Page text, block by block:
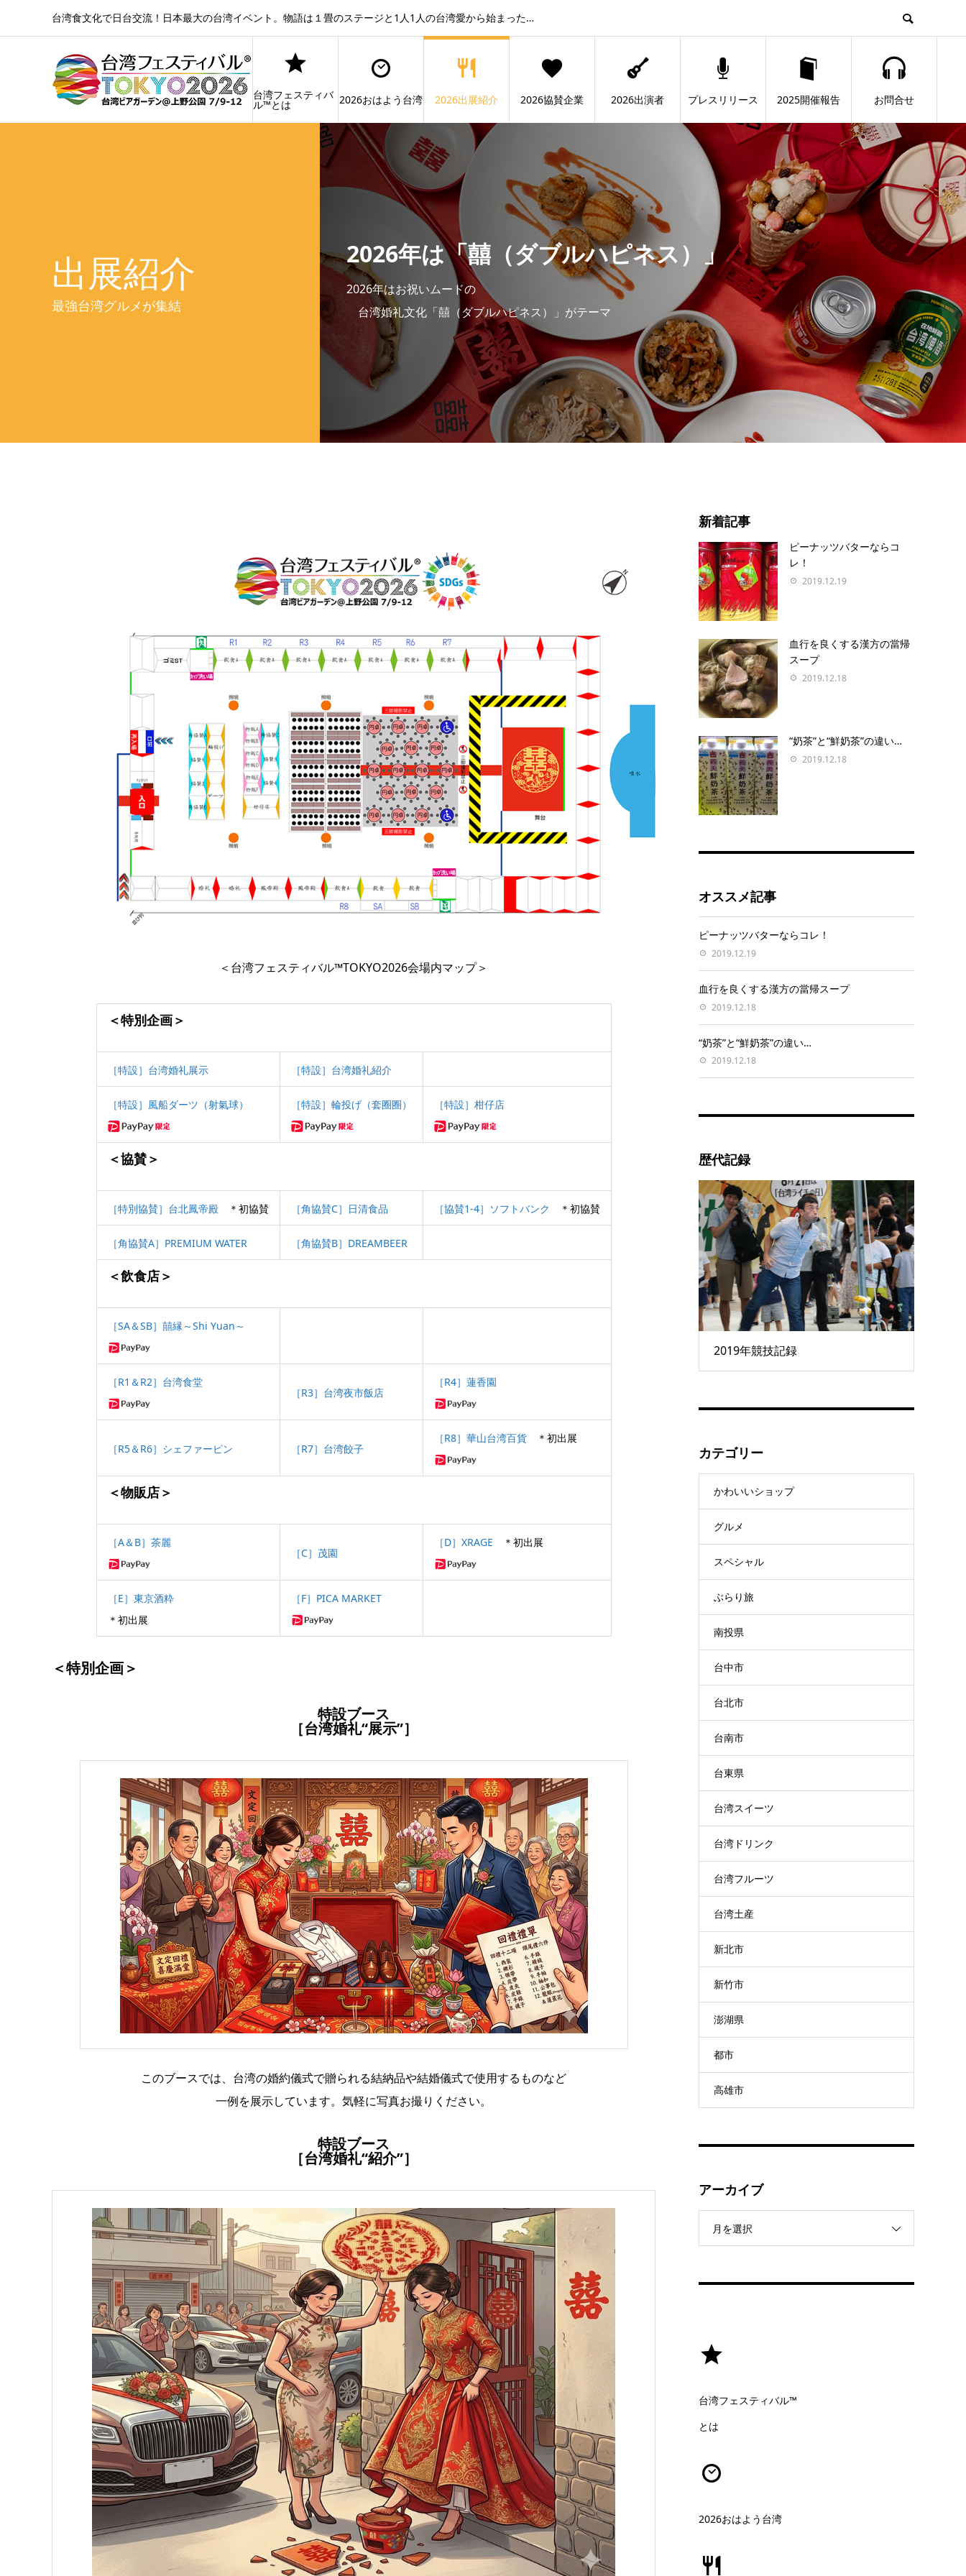
台湾食文化で日台交流！日本最大の台湾イベント。物語は１畳のステージと1人1人の台湾愛から始まった…
台湾フェスティバ
ル™とは 2026おはよう台湾 2026出展紹介 2026協賛企業 2026出演者 プレスリリース 2025開催報告 お問合せ
出展紹介
最強台湾グルメが集結
2026年は「囍（ダブルハピネス）」
2026年はお祝いムードの
台湾婚礼文化「囍（ダブルハピネス）」がテーマ
＜台湾フェスティバル™TOKYO2026会場内マップ＞
＜特別企画＞
［特設］台湾婚礼展示 ［特設］台湾婚礼紹介
［特設］ 風船ダーツ（射氣球） ［特設］ 輪投げ（套圈圈） ［特設］柑仔店
＜協賛＞
［特別協賛］台北鳳帝殿＊初協賛 ［角協賛C］日清食品 ［協賛1-4］ソフトバンク ＊初協賛
［角協賛A］PREMIUM WATER ［角協賛B］DREAMBEER
＜飲食店＞
［SA＆SB］囍縁～Shi Yuan～
［R1＆R2］台湾食堂
［R3］台湾夜市飯店
［R4］蓮香園
［R5＆R6］シェファーピン ［R7］台湾餃子
［R8］華山台湾百貨＊初出展
＜物販店＞
［A＆B］茶麗
［C］茂園
［D］XRAGE ＊初出展
［E］ 東京酒粋
＊初出展
［F］PICA MARKET
＜特別企画＞
特設ブース
［台湾婚礼“展示”］
このブースでは、台湾の婚約儀式で贈られる結納品や結婚儀式で使用するものなど
一例を展示しています。気軽に写真お撮りください。
特設ブース
［台湾婚礼“紹介”］
新着記事
ピーナッツバターならコ
レ！
2019.12.19
血行を良くする漢方の當帰
スープ
2019.12.18
“奶茶”と“鮮奶茶”の違い…
2019.12.18
オススメ記事
ピーナッツバターならコレ！
2019.12.19
血行を良くする漢方の當帰スープ
2019.12.18
“奶茶”と“鮮奶茶”の違い…
2019.12.18
歴代記録
2019年競技記録
カテゴリー
かわいいショップ
グルメ
スペシャル
ぶらり旅
南投県
台中市
台北市
台南市
台東県
台湾スイーツ
台湾ドリンク
台湾フルーツ
台湾土産
新北市
新竹市
澎湖県
都市
高雄市
アーカイブ
月を選択
台湾フェスティバル™
とは
2026おはよう台湾